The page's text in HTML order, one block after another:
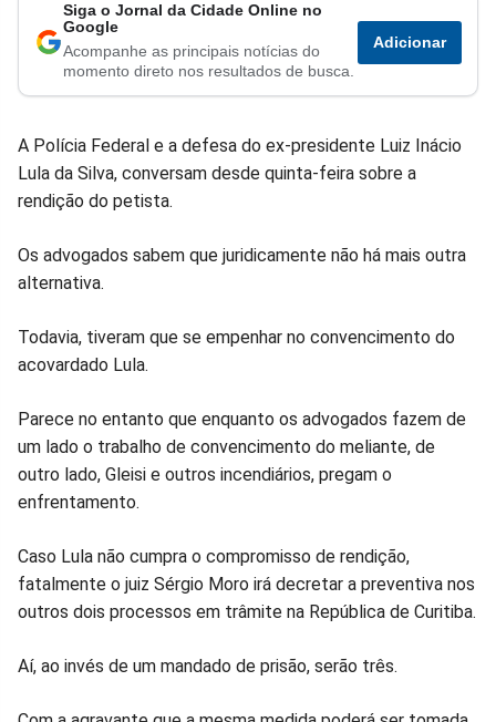
Compartilhar
no
Compartilhar
no
Compartilhar
no
Compartilhar
no
Compartilhar
no
no
Siga o Jornal da Cidade Online no
Google
Acompanhe as principais notícias do
momento direto nos resultados de busca.
Adicionar
A Polícia Federal e a defesa do ex-presidente Luiz Inácio
Lula da Silva, conversam desde quinta-feira sobre a
rendição do petista.
Os advogados sabem que juridicamente não há mais outra
alternativa.
Todavia, tiveram que se empenhar no convencimento do
acovardado Lula.
Parece no entanto que enquanto os advogados fazem de
um lado o trabalho de convencimento do meliante, de
outro lado, Gleisi e outros incendiários, pregam o
enfrentamento.
Caso Lula não cumpra o compromisso de rendição,
fatalmente o juiz Sérgio Moro irá decretar a preventiva nos
outros dois processos em trâmite na República de Curitiba.
Aí, ao invés de um mandado de prisão, serão três.